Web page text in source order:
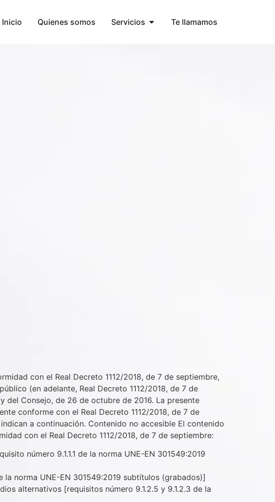
Inicio Quienes somos Servicios Te llamamos
con el Real Decreto 1112/2018, de 7 de septiembre,
(en adelante, Real Decreto 1112/2018, de 7 de
del Consejo, de 26 de octubre de 2016. La presente
conforme con el Real Decreto 1112/2018, de 7 de
a continuación. Contenido no accesible El contenido
con el Real Decreto 1112/2018, de 7 de septiembre:
número 9.1.1.1 de la norma UNE-EN 301549:2019
norma UNE-EN 301549:2019 subtítulos (grabados)]
alternativos [requisitos número 9.1.2.5 y 9.1.2.3 de la